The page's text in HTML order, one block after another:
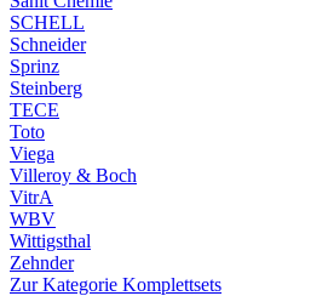
SCHELL
Schneider
Sprinz
Steinberg
TECE
Toto
Viega
Villeroy & Boch
VitrA
WBV
Wittigsthal
Zehnder
Zur Kategorie Komplettsets